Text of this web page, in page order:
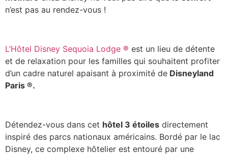
n’est pas au rendez-vous !
L’Hôtel Disney Sequoia Lodge ® est un lieu de détente
et de relaxation pour les familles qui souhaitent profiter
d’un cadre naturel apaisant à proximité de Disneyland
Paris ®.
Détendez-vous dans cet hôtel 3 étoiles directement
inspiré des parcs nationaux américains. Bordé par le lac
Disney, ce complexe hôtelier est entouré par une